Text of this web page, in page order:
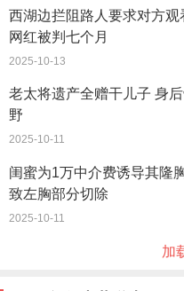
西湖边拦阻路人要求对方观
网红被判七个月
2025-10-13
老太将遗产全赠干儿子 身
野
2025-10-11
闺蜜为1万中介费诱导其隆
致左胸部分切除
2025-10-11
加